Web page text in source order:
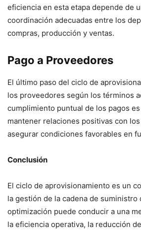
eficiencia en esta etapa depende de
coordinación adecuadas entre los
compras, producción y ventas.
Pago a Proveedores
El último paso del ciclo de
los proveedores según los términos
cumplimiento puntual de los pagos
mantener relaciones positivas con
asegurar condiciones favorables en
Conclusión
El ciclo de aprovisionamiento es un
la gestión de la cadena de suministro
optimización puede conducir a una
la eficiencia operativa, la reducción